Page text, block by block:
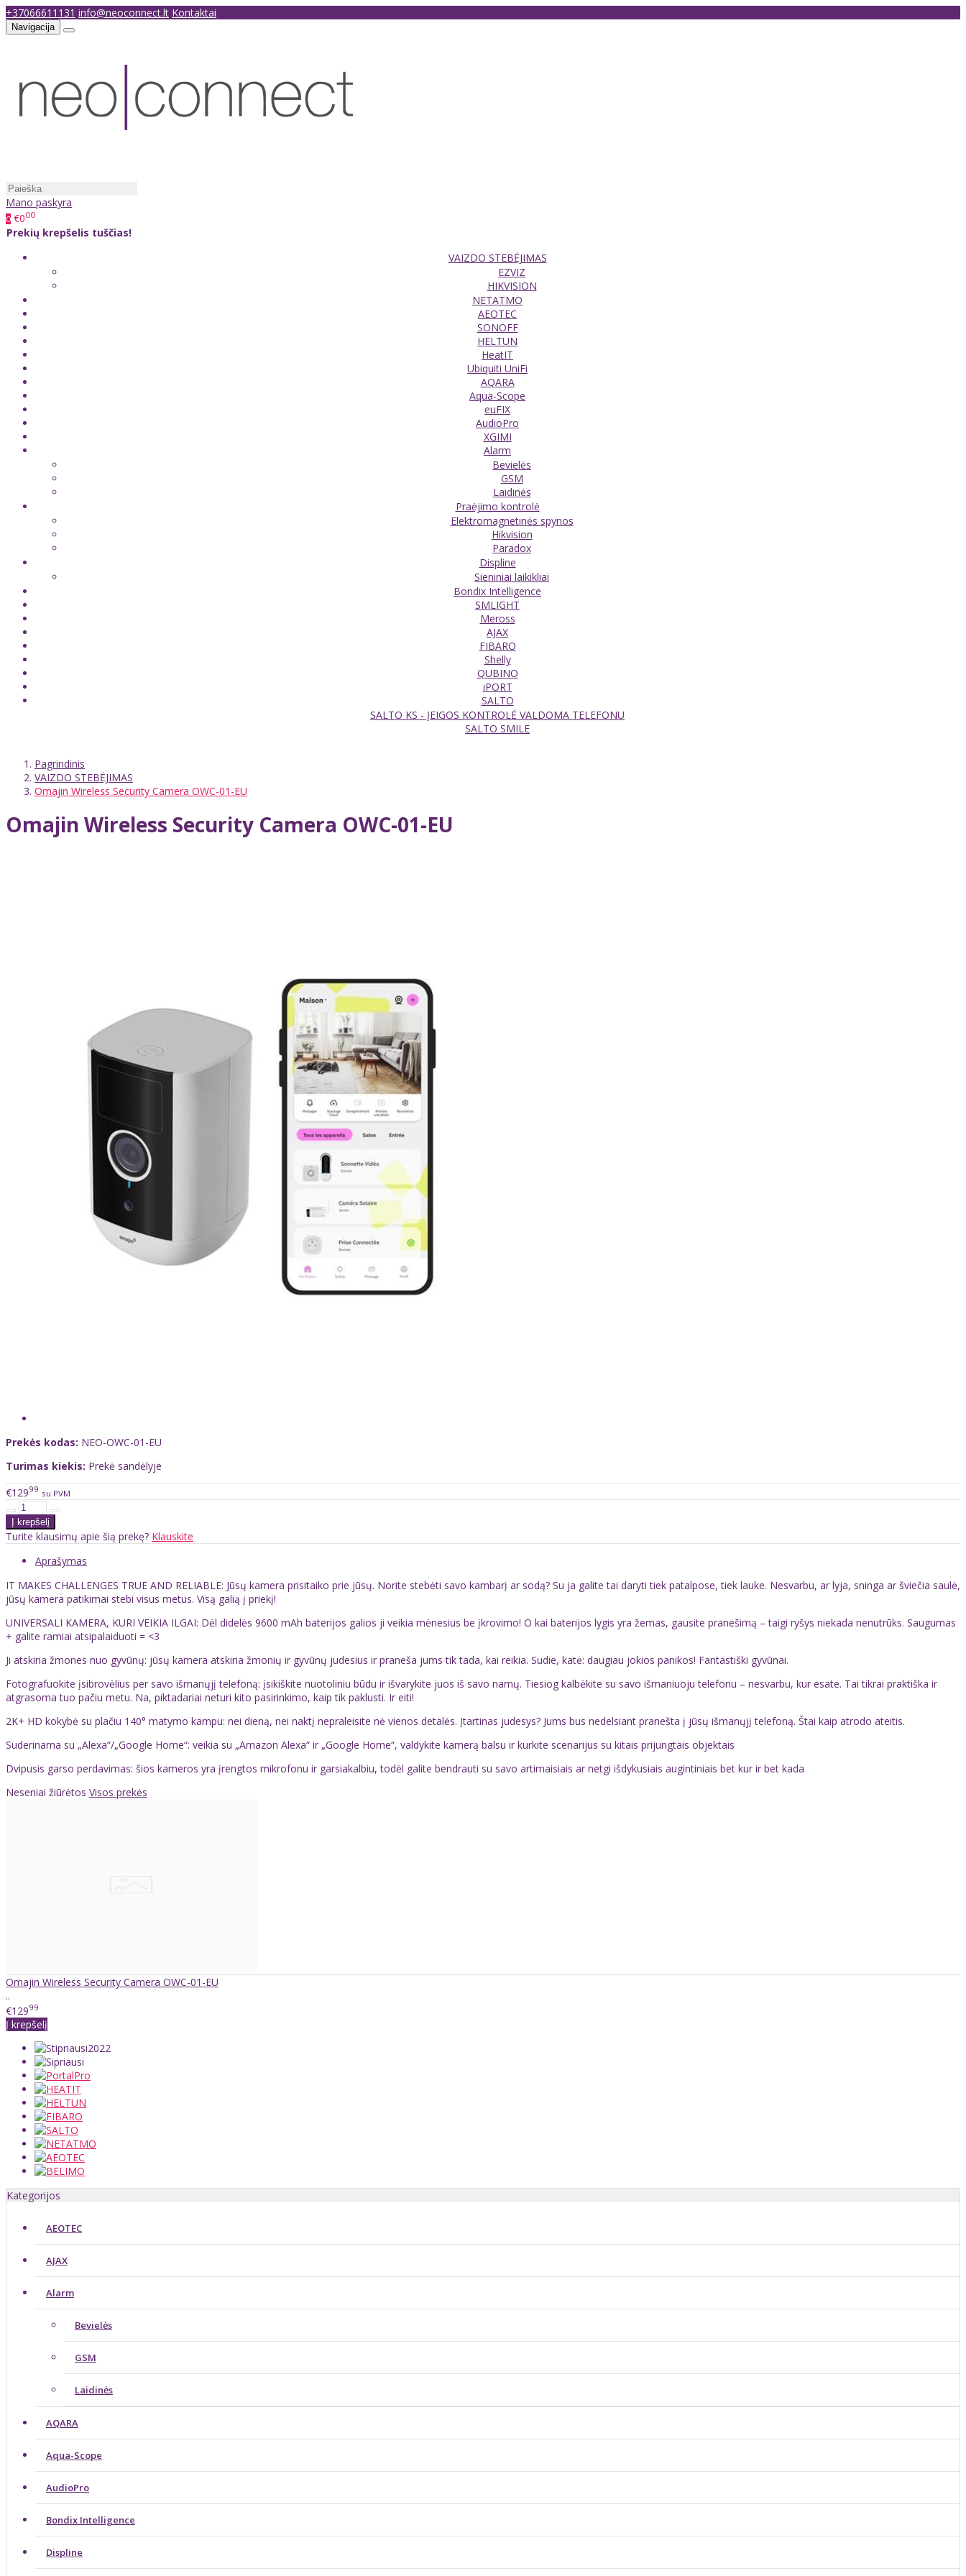
+37066611131 info@neoconnect.lt Kontaktai
Navigacija
Mano paskyra
0 €000
Prekių krepšelis tuščias!
VAIZDO STEBĖJIMAS
EZVIZ
HIKVISION
NETATMO
AEOTEC
SONOFF
HELTUN
HeatIT
Ubiquiti UniFi
AQARA
Aqua-Scope
euFIX
AudioPro
XGIMI
Alarm
Bevielės
GSM
Laidinės
Praėjimo kontrolė
Elektromagnetinės spynos
Hikvision
Paradox
Displine
Sieniniai laikikliai
Bondix Intelligence
SMLIGHT
Meross
AJAX
FIBARO
Shelly
QUBINO
iPORT
SALTO
SALTO KS - ĮEIGOS KONTROLĖ VALDOMA TELEFONU
SALTO SMILE
Pagrindinis
VAIZDO STEBĖJIMAS
Omajin Wireless Security Camera OWC-01-EU
Omajin Wireless Security Camera OWC-01-EU
Prekės kodas: NEO-OWC-01-EU
Turimas kiekis: Prekė sandėlyje
€12999 su PVM
Turite klausimų apie šią prekę? Klauskite
Aprašymas
IT MAKES CHALLENGES TRUE AND RELIABLE: Jūsų kamera prisitaiko prie jūsų. Norite stebėti savo kambarį ar sodą? Su ja galite tai daryti tiek patalpose, tiek lauke. Nesvarbu, ar lyja, sninga ar šviečia saulė,
jūsų kamera patikimai stebi visus metus. Visą galią į priekį!
UNIVERSALI KAMERA, KURI VEIKIA ILGAI: Dėl didelės 9600 mAh baterijos galios ji veikia mėnesius be įkrovimo! O kai baterijos lygis yra žemas, gausite pranešimą – taigi ryšys niekada nenutrūks. Saugumas
+ galite ramiai atsipalaiduoti = <3
Ji atskiria žmones nuo gyvūnų: jūsų kamera atskiria žmonių ir gyvūnų judesius ir praneša jums tik tada, kai reikia. Sudie, katė: daugiau jokios panikos! Fantastiški gyvūnai.
Fotografuokite įsibrovėlius per savo išmanųjį telefoną: įsikiškite nuotoliniu būdu ir išvarykite juos iš savo namų. Tiesiog kalbėkite su savo išmaniuoju telefonu – nesvarbu, kur esate. Tai tikrai praktiška ir
atgrasoma tuo pačiu metu. Na, piktadariai neturi kito pasirinkimo, kaip tik paklusti. Ir eiti!
2K+ HD kokybė su plačiu 140° matymo kampu: nei dieną, nei naktį nepraleisite nė vienos detalės. Įtartinas judesys? Jums bus nedelsiant pranešta į jūsų išmanųjį telefoną. Štai kaip atrodo ateitis.
Suderinama su „Alexa“/„Google Home“: veikia su „Amazon Alexa“ ir „Google Home“, valdykite kamerą balsu ir kurkite scenarijus su kitais prijungtais objektais
Dvipusis garso perdavimas: šios kameros yra įrengtos mikrofonu ir garsiakalbiu, todėl galite bendrauti su savo artimaisiais ar netgi išdykusiais augintiniais bet kur ir bet kada
Neseniai žiūrėtos Visos prekės
Omajin Wireless Security Camera OWC-01-EU
..
€12999
Į krepšelį
Kategorijos
AEOTEC
AJAX
Alarm
Bevielės
GSM
Laidinės
AQARA
Aqua-Scope
AudioPro
Bondix Intelligence
Displine